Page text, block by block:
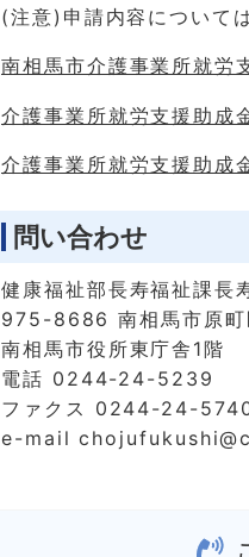
(注意)申請内容について
南相馬市介護事業所就
介護事業所就労支援助成
介護事業所就労支援助
問い合わせ
健康福祉部長寿福祉課長
975-8686 南相馬市原町
南相馬市役所東庁舎1階
電話 0244-24-5239
ファクス 0244-24-
e-mail